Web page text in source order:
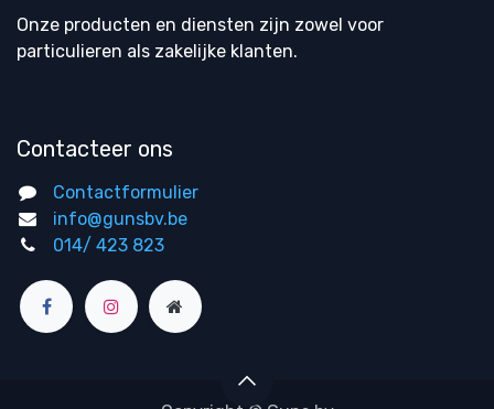
Onze producten en diensten zijn zowel voor
particulieren als zakelijke klanten.
Contacteer ons
Contactformulier
info@gunsbv.be
014/ 423 823